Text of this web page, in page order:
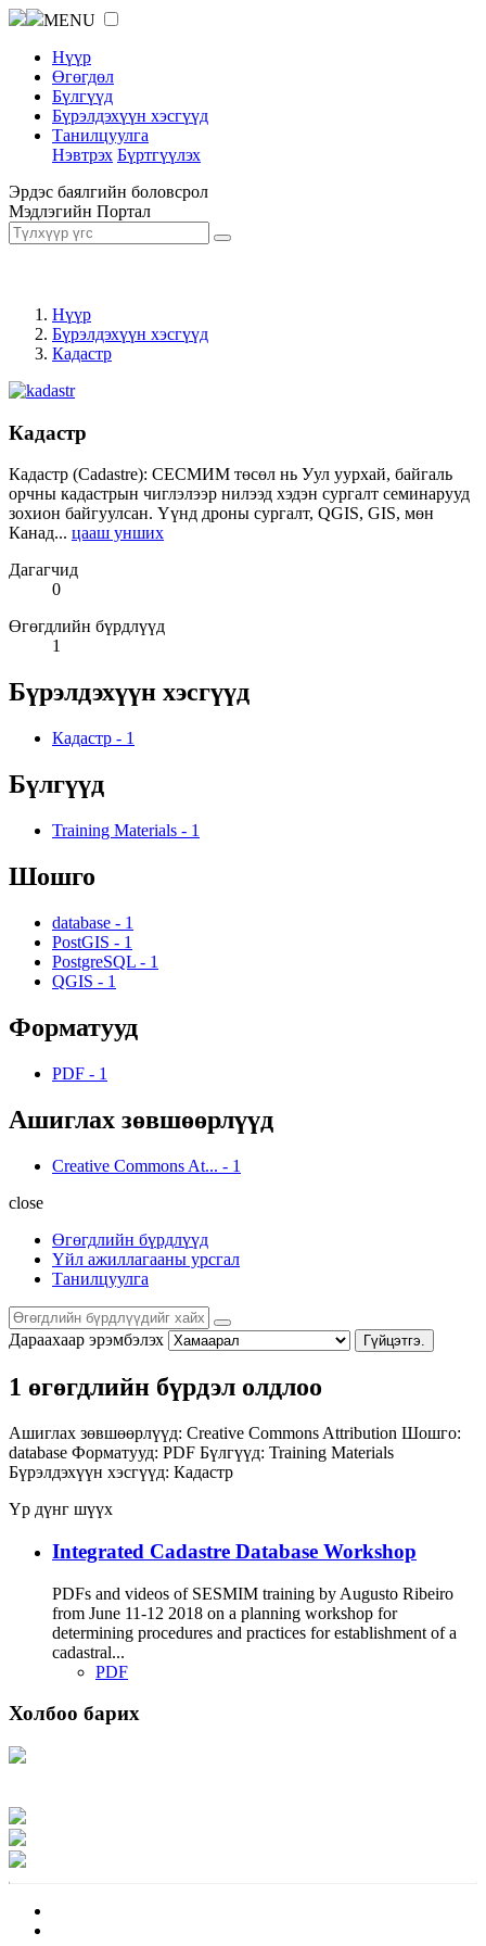
MENU
Нүүр
Өгөгдөл
Бүлгүүд
Бүрэлдэхүүн хэсгүүд
Танилцуулга
Нэвтрэх Бүртгүүлэх
Эрдэс баялгийн боловсрол
Мэдлэгийн Портал
Нүүр
Бүрэлдэхүүн хэсгүүд
Кадастр
Кадастр
Кадастр (Cadastre): СЕСМИМ төсөл нь Уул уурхай, байгаль
орчны кадастрын чиглэлээр нилээд хэдэн сургалт семинарууд
зохион байгуулсан. Үүнд дроны сургалт, QGIS, GIS, мөн
Канад... цааш унших
Дагагчид
0
Өгөгдлийн бүрдлүүд
1
Бүрэлдэхүүн хэсгүүд
Кадастр - 1
Бүлгүүд
Training Materials - 1
Шошго
database - 1
PostGIS - 1
PostgreSQL - 1
QGIS - 1
Форматууд
PDF - 1
Ашиглах зөвшөөрлүүд
Creative Commons At... - 1
close
Өгөгдлийн бүрдлүүд
Үйл ажиллагааны урсгал
Танилцуулга
Дараахаар эрэмбэлэх Гүйцэтгэ.
1 өгөгдлийн бүрдэл олдлоо
Ашиглах зөвшөөрлүүд: Creative Commons Attribution Шошго:
database Форматууд: PDF Бүлгүүд: Training Materials
Бүрэлдэхүүн хэсгүүд: Кадастр
Үр дүнг шүүх
Integrated Cadastre Database Workshop
PDFs and videos of SESMIM training by Augusto Ribeiro
from June 11-12 2018 on a planning workshop for
determining procedures and practices for establishment of a
cadastral...
PDF
Холбоо барих